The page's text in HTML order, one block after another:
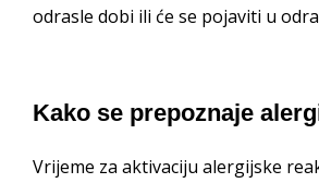
odrasle dobi ili će se pojaviti u
Kako se prepoznaje
Vrijeme za aktivaciju alergijske